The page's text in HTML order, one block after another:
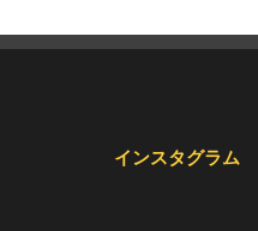
インスタグラム